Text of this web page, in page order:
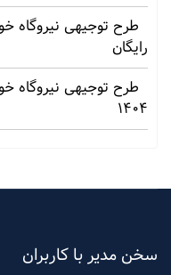
رایگان
1404
سخن مدیر با کاربران